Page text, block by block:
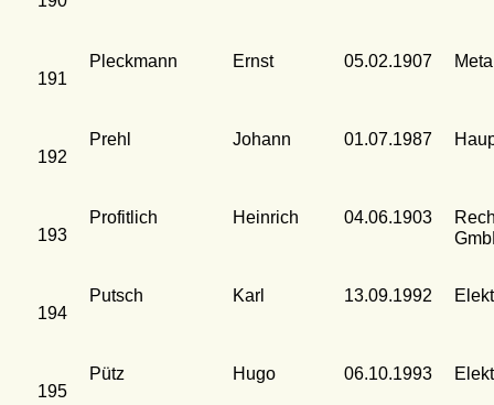
191
Pleckmann Ernst 05.02.1907
192
Prehl Johann 01.07.1987
193
Profitlich Heinrich 04.06.1903
194
Putsch Karl 13.09.1992
195
Pütz Hugo 06.10.1993